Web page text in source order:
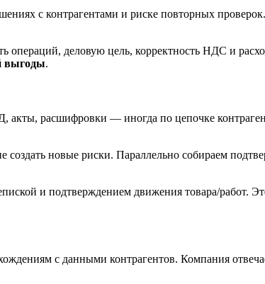
с контрагентами и риске повторных
операций, деловую цель, корректность НДС и
выгоды.
расшифровки — иногда по цепочке
создать новые риски. Параллельно собираем
и подтверждением движения товара/работ.
с данными контрагентов. Компания